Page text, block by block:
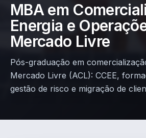
MBA em
Energia e
Mercado Livre
Pós-graduação em
Mercado Livre (ACL): CCEE,
gestão de risco e migração de